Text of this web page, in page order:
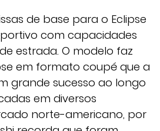
de base para o Eclipse
com capacidades
estrada. O modelo faz
em formato coupé que a
grande sucesso ao longo
em diversos
norte-americano, por